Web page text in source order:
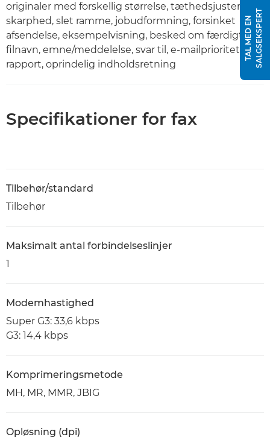
originaler med forskellig størrelse, tæthedsjustering,
skarphed, slet ramme, jobudformning, forsinket
afsendelse, eksempelvisning, besked om færdigt job,
filnavn, emne/meddelelse, svar til, e-mailprioritet, TX-
rapport, oprindelig indholdsretning
Specifikationer for fax
Tilbehør/standard
Tilbehør
Maksimalt antal forbindelseslinjer
1
Modemhastighed
Super G3: 33,6 kbps
G3: 14,4 kbps
Komprimeringsmetode
MH, MR, MMR, JBIG
Opløsning (dpi)
T
A
L
M
E
D
E
N
S
A
L
G
S
E
K
S
P
E
RT